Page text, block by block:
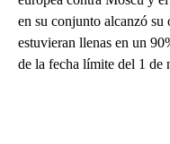
en su conjunto alcanzó su
estuvieran llenas en un
de la fecha límite del 1 de